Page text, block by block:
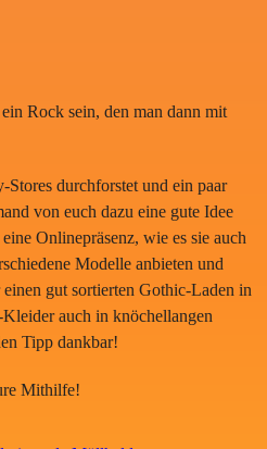
Rock sein, den man dann mit
Stores durchforstet und ein paar
von euch dazu eine gute Idee
Onlinepräsenz, wie es sie auch
Modelle anbieten und
gut sortierten Gothic-Laden in
auch in knöchellangen
Tipp dankbar!
Mithilfe!